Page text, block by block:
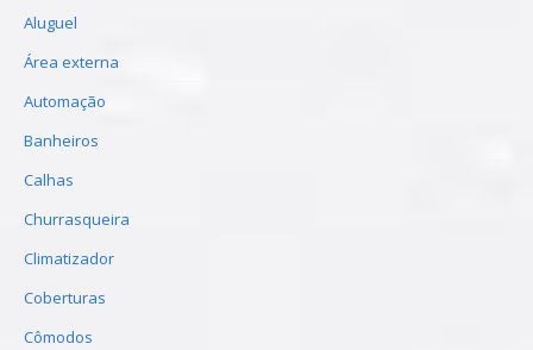
Aluguel
Área externa
Automação
Banheiros
Calhas
Churrasqueira
Climatizador
Coberturas
Cômodos